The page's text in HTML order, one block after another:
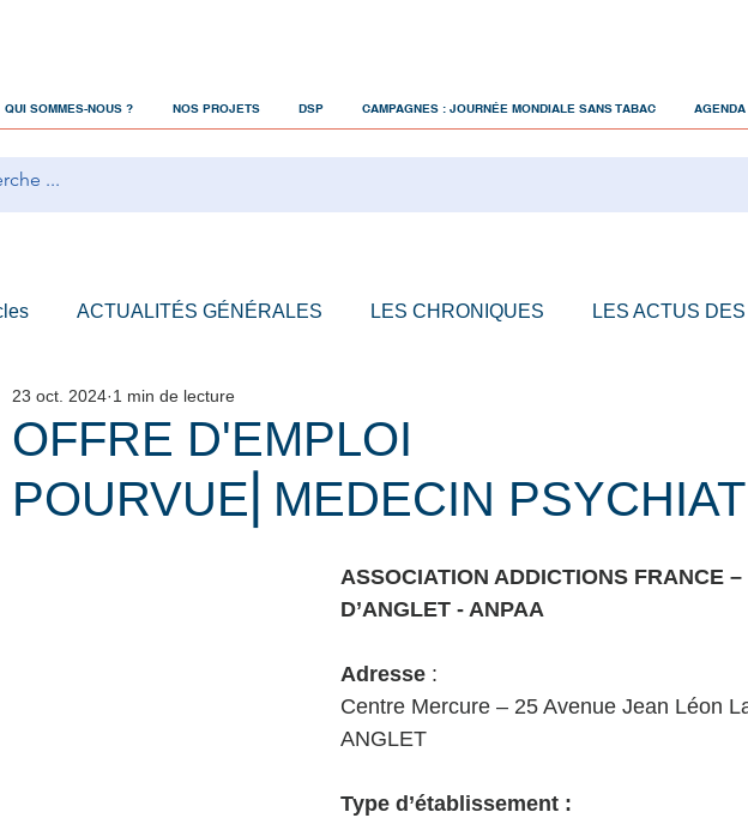
QUI SOMMES-NOUS ? NOS PROJETS DSP CAMPAGNES : JOURNÉE MONDIALE SANS TABAC AGENDA
ACTUALITÉS GÉNÉRALES LES CHRONIQUES LES ACTUS
D'EMPLOIS
OFFRE D'EMPLOI
POURVUE⎜MEDECIN
23 oct. 2024 1 min de lecture
ASSOCIATION ADDICTIONS FRANCE
D’ANGLET - ANPAA
Adresse :
Centre Mercure – 25 Avenue Jean Léon
ANGLET
Type d’établissement :